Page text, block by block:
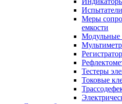
Меры
емкости
Модульные
Тестеры
Токовые